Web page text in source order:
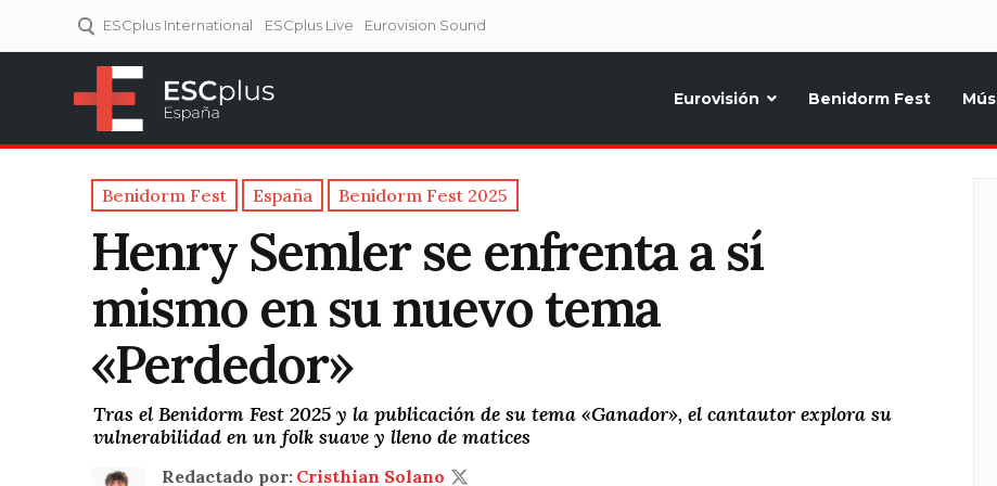
ESCplus International ESCplus Live Eurovision Sound
Eurovisión Benidorm Fest
Benidorm Fest España Benidorm Fest 2025
Henry Semler se enfrenta a sí
mismo en su nuevo tema
«Perdedor»
Tras el Benidorm Fest 2025 y la publicación de su tema «Ganador», el cantautor explora su
vulnerabilidad en un folk suave y lleno de matices
Redactado por: Cristhian Solano